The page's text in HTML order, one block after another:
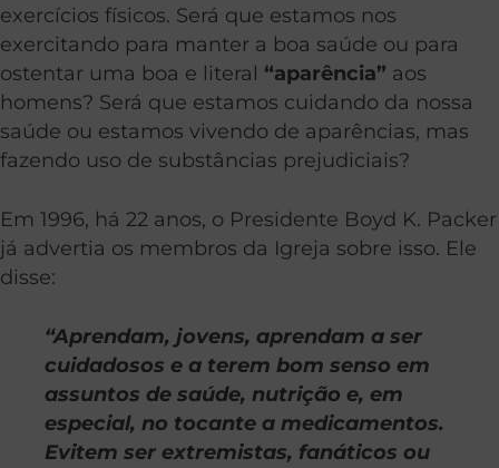
exercícios físicos. Será que estamos nos
exercitando para manter a boa saúde ou para
ostentar uma boa e literal “aparência” aos
homens? Será que estamos cuidando da nossa
saúde ou estamos vivendo de aparências, mas
fazendo uso de substâncias prejudiciais?
Em 1996, há 22 anos, o Presidente Boyd K. Packer
já advertia os membros da Igreja sobre isso. Ele
disse:
“Aprendam, jovens, aprendam a ser
cuidadosos e a terem bom senso em
assuntos de saúde, nutrição e, em
especial, no tocante a medicamentos.
Evitem ser extremistas, fanáticos ou